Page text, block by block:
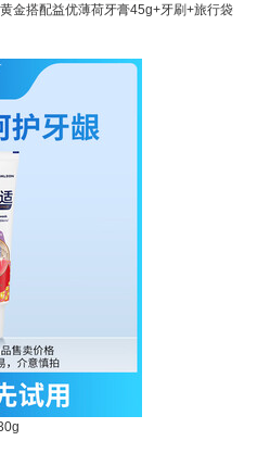
金搭配益优薄荷牙膏45g+牙刷+旅行袋